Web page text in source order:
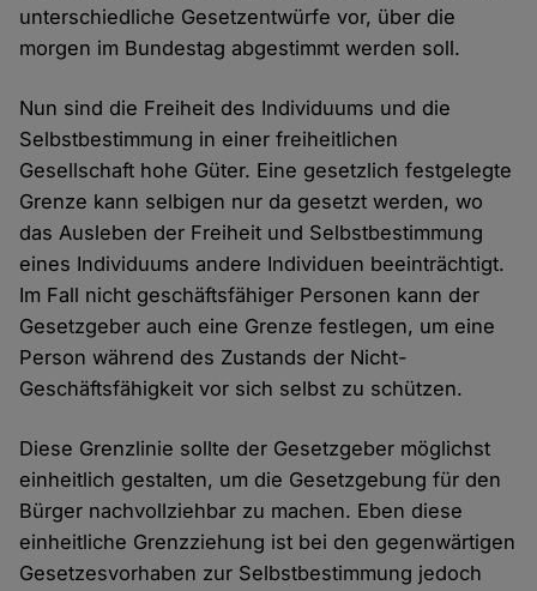
unterschiedliche Gesetzentwürfe vor, über die
morgen im Bundestag abgestimmt werden soll.
Nun sind die Freiheit des Individuums und die
Selbstbestimmung in einer freiheitlichen
Gesellschaft hohe Güter. Eine gesetzlich festgelegte
Grenze kann selbigen nur da gesetzt werden, wo
das Ausleben der Freiheit und Selbstbestimmung
eines Individuums andere Individuen beeinträchtigt.
Im Fall nicht geschäftsfähiger Personen kann der
Gesetzgeber auch eine Grenze festlegen, um eine
Person während des Zustands der Nicht-
Geschäftsfähigkeit vor sich selbst zu schützen.
Diese Grenzlinie sollte der Gesetzgeber möglichst
einheitlich gestalten, um die Gesetzgebung für den
Bürger nachvollziehbar zu machen. Eben diese
einheitliche Grenzziehung ist bei den gegenwärtigen
Gesetzesvorhaben zur Selbstbestimmung jedoch